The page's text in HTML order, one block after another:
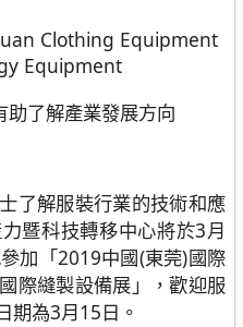
助了解產業發展方向
了解服裝行業的技術和應
暨科技轉移中心將於3月
加「2019中國(東莞)國際
際縫製設備展」，歡迎服
期為3月15日。